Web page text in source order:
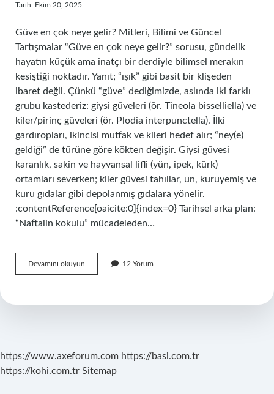
Tarih: Ekim 20, 2025
Güve en çok neye gelir? Mitleri, Bilimi ve Güncel
Tartışmalar “Güve en çok neye gelir?” sorusu, gündelik
hayatın küçük ama inatçı bir derdiyle bilimsel merakın
kesiştiği noktadır. Yanıt; “ışık” gibi basit bir klişeden
ibaret değil. Çünkü “güve” dediğimizde, aslında iki farklı
grubu kastederiz: giysi güveleri (ör. Tineola bisselliella) ve
kiler/pirinç güveleri (ör. Plodia interpunctella). İlki
gardıropları, ikincisi mutfak ve kileri hedef alır; “ney(e)
geldiği” de türüne göre kökten değişir. Giysi güvesi
karanlık, sakin ve hayvansal lifli (yün, ipek, kürk)
ortamları severken; kiler güvesi tahıllar, un, kuruyemiş ve
kuru gıdalar gibi depolanmış gıdalara yönelir.
:contentReference[oaicite:0]{index=0} Tarihsel arka plan:
“Naftalin kokulu” mücadeleden…
Devamını okuyun
en
gelir
12 Yorum
https://www.axeforum.com https://basi.com.tr
https://kohi.com.tr Sitemap